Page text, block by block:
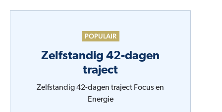
POPULAIR
Zelfstandig 42-dagen
traject
Zelfstandig 42-dagen traject Focus en
Energie